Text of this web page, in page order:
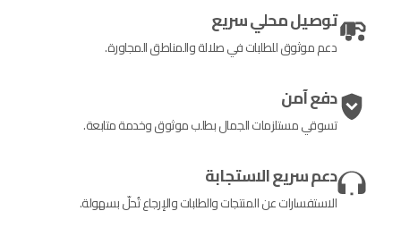
توصيل محلي سريع
دعم موثوق للطلبات في صلالة والمناطق المجاورة.
دفع آمن
تسوقي مستلزمات الجمال بطلب موثوق وخدمة متابعة.
دعم سريع الاستجابة
الاستفسارات عن المنتجات والطلبات والإرجاع تُحلّ بسهولة.